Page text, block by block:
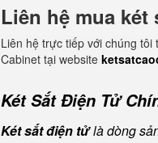
Liên hệ mua két
Liên hệ trực tiếp với chúng
Cabinet tại website
Két Sắt Điện Tử
Két sắt điện tửlà dòng